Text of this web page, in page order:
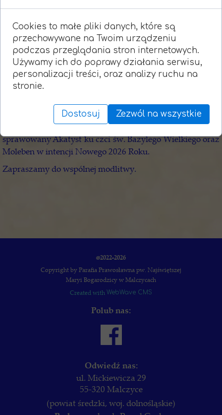
11 stycznia 2026
Święto Obrzezania Pańskiego - św.
Bazylego Wielkiego
W najbliższą środę, 14 stycznia o godz. 17.00, będzie
sprawowany Akatyst ku czci św. Bazylego Wielkiego oraz
Moleben w intencji Nowego 2026 Roku.
Zapraszamy do wspólnej modlitwy.
@2022-2026
Copyright by Parafia Prawosławna pw. Najświętszej
Maryi Bogarodzicy w Malczycach
Created with WebWave CMS
Polub nas:
Odwiedź nas:
ul. Mickiewicza 29
55-320 Malczyce
(powiat średzki, woj. dolnośląskie)
Cookies to małe pliki danych, które są
przechowywane na Twoim urządzeniu
podczas przeglądania stron internetowych.
Używamy ich do poprawy działania serwisu,
personalizacji treści, oraz analizy ruchu na
stronie.
Dostosuj Zezwól na wszystkie